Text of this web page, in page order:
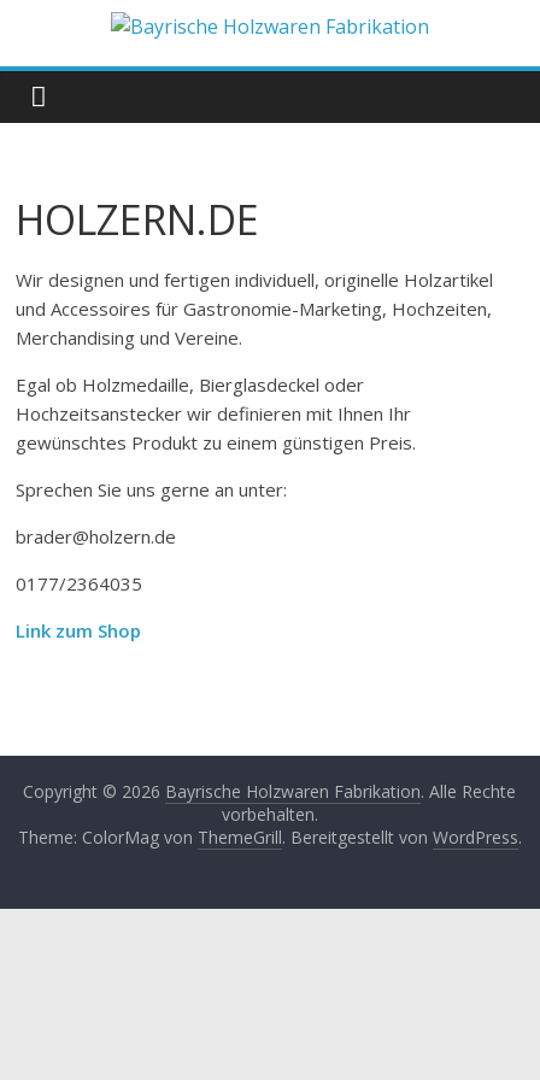
springen
Bayrische
Holzwaren
Fabrikation
HOLZERN.DE
Wir designen und fertigen individuell, originelle Holzartikel
und Accessoires für Gastronomie-Marketing, Hochzeiten,
Merchandising und Vereine.
Egal ob Holzmedaille, Bierglasdeckel oder
Hochzeitsanstecker wir definieren mit Ihnen Ihr
gewünschtes Produkt zu einem günstigen Preis.
Sprechen Sie uns gerne an unter:
brader@holzern.de
0177/2364035
Link zum Shop
Copyright © 2026 Bayrische Holzwaren Fabrikation. Alle Rechte
vorbehalten.
Theme: ColorMag von ThemeGrill. Bereitgestellt von WordPress.